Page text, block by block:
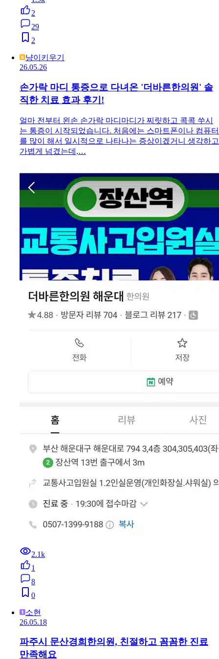
2
29
2
냥이키우기
26.05.26
손가락 마디 통증으로 다녀온 '더바른한의원' 솔
직한 치료 효과 후기!
얼마 전부터 왼손 손가락 마디마디가 찌릿하고 콕콕 쑤시
는 통증이 시작되었습니다. 처음에는 스마트폰이나 컴퓨터
를 많이 해서 일시적으로 나타나는 증상이겠거니 생각하고
가볍게 넘겼는데,…
2.1k
1
8
0
소현
26.05.18
파주시 문산경희한의원, 친절하고 꼼꼼한 진료
만족해요